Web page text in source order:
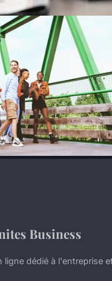
Business
ligne dédié à l'entreprise